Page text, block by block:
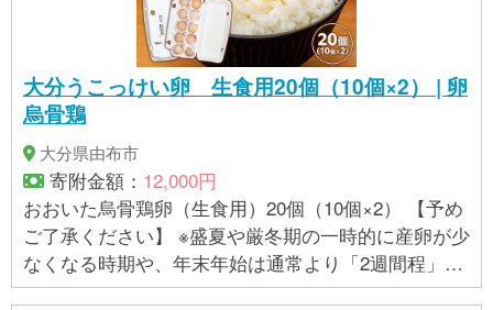
大分うこっけい卵 生食用20個（10個×2） | 卵
烏骨鶏
大分県由布市
寄附金額： 12,000円
おおいた烏骨鶏卵（生食用）20個（10個×2） 【予め
ご了承ください】 ※盛夏や厳冬期の一時的に産卵が少
なくなる時期や、年末年始は通常より「2週間程」お
時間がかかる場合がありますので、ご了承の程お願